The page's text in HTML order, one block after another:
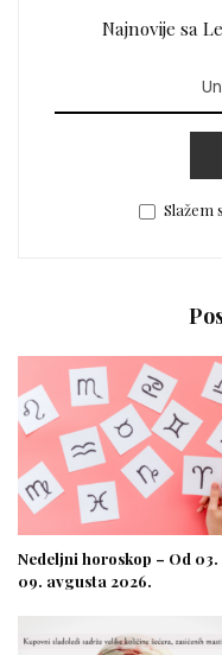
Najnovije sa
Slažem
Nedeljni horoskop – Od 03.
09. avgusta 2026.